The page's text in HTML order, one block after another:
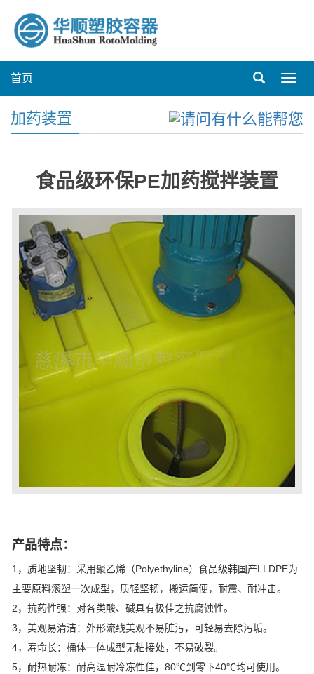
首页
加药装置
食品级环保PE加药搅拌装置
产品特点：
1，质地坚韧：采用聚乙烯（Polyethyline）食品级韩国产LLDPE为
主要原料滚塑一次成型，质轻坚韧，搬运简便，耐震、耐冲击。
2，抗药性强：对各类酸、碱具有极佳之抗腐蚀性。
3，美观易清洁：外形流线美观不易脏污，可轻易去除污垢。
4，寿命长：桶体一体成型无粘接处，不易破裂。
5，耐热耐冻：耐高温耐冷冻性佳，80℃到零下40℃均可使用。